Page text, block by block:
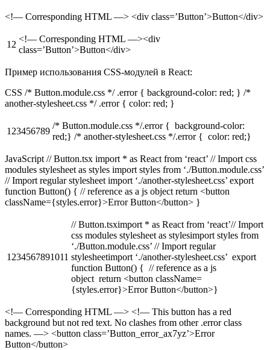
<!— Corresponding HTML —> <div class=’Button’>Button</div>
12
<!— Corresponding HTML —><div
class=’Button’>Button</div>
Пример использования CSS-модулей в React:
CSS /* Button.module.css */ .error { background-color: red; } /*
another-stylesheet.css */ .error { color: red; }
123456789
/* Button.module.css */.error { background-color:
red;} /* another-stylesheet.css */.error { color: red;}
JavaScript // Button.tsx import * as React from ‘react’ // Import css
modules stylesheet as styles import styles from ‘./Button.module.css’
// Import regular stylesheet import ‘./another-stylesheet.css’ export
function Button() { // reference as a js object return <button
className={styles.error}>Error Button</button> }
1234567891011
// Button.tsximport * as React from ‘react’// Import
css modules stylesheet as stylesimport styles from
‘./Button.module.css’ // Import regular
stylesheetimport ‘./another-stylesheet.css’ export
function Button() { // reference as a js
object return <button className=
{styles.error}>Error Button</button>}
<!— Corresponding HTML —> <!— This button has a red
background but not red text. No clashes from other .error class
names. —> <button class=’Button_error_ax7yz’>Error
Button</button>